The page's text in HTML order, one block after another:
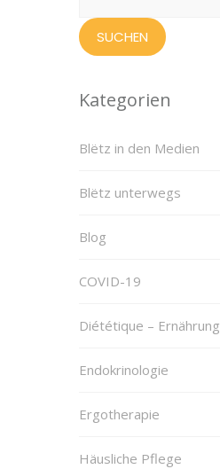
Kategorien
Blëtz in den Medien
Blëtz unterwegs
Blog
COVID-19
Diététique – Ernährung
Endokrinologie
Ergotherapie
Häusliche Pflege